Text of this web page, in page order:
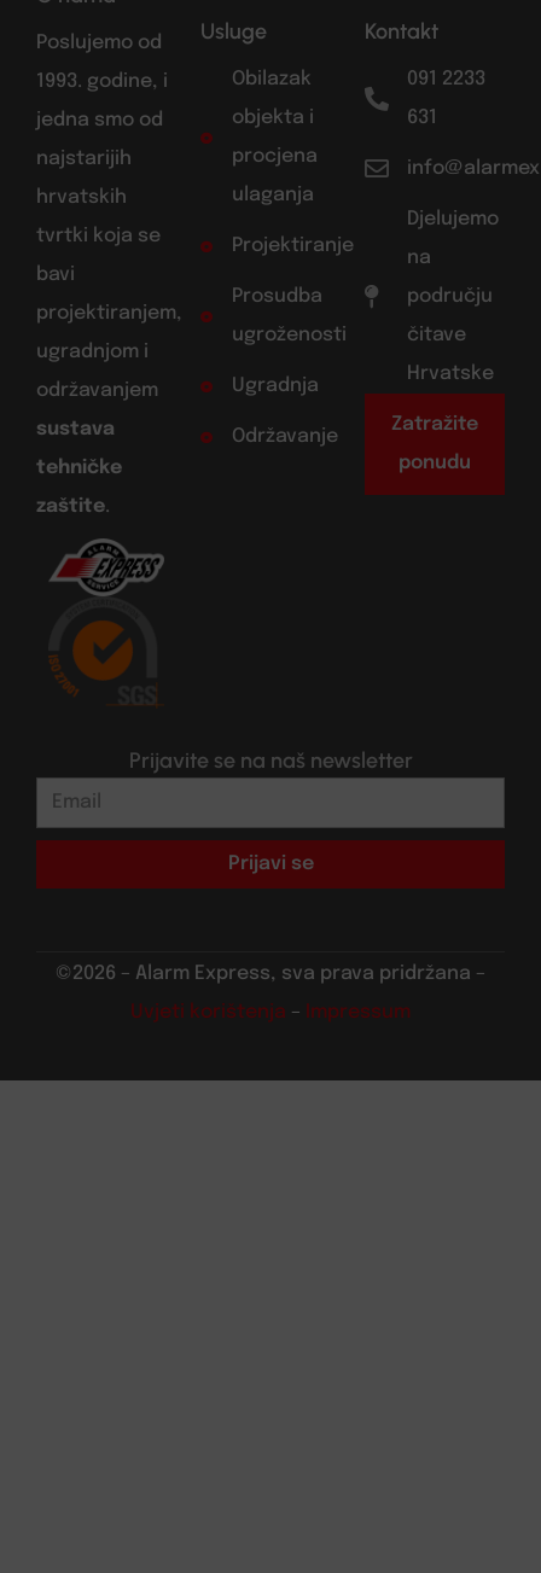
Poslujemo od
1993. godine, i
jedna smo od
najstarijih
hrvatskih
tvrtki koja se
bavi
projektiranjem,
ugradnjom i
održavanjem
sustava
tehničke
zaštite.
Usluge
Obilazak
objekta i
procjena
ulaganja
Projektiranje
Prosudba
ugroženosti
Ugradnja
Održavanje
Kontakt
091 2233
631
Djelujemo
na
području
čitave
Hrvatske
Zatražite
ponudu
Prijavite se na naš newsletter
Prijavi se
©2026 – Alarm Express, sva prava pridržana –
Uvjeti korištenja – Impressum